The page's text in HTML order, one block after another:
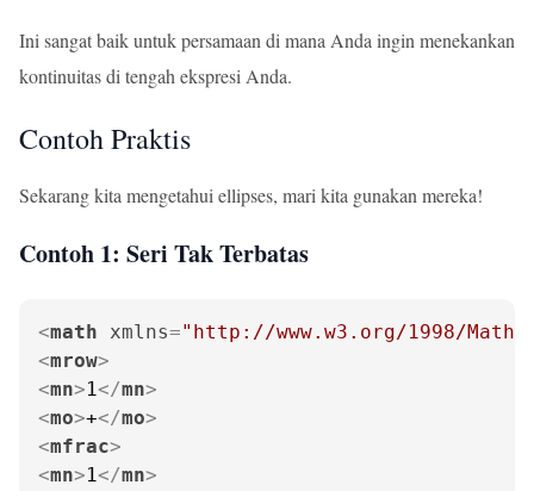
Ini sangat baik untuk persamaan di mana Anda ingin menekankan
kontinuitas di tengah ekspresi Anda.
Contoh Praktis
Sekarang kita mengetahui ellipses, mari kita gunakan mereka!
Contoh 1: Seri Tak Terbatas
<math xmlns="http://www.w3.org/1998/Math/
<mrow>
<mn>1</mn>
<mo>+</mo>
<mfrac>
<mn>1</mn>